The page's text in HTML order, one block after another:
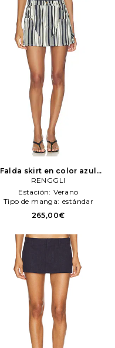
Falda skirt en color azul
mareno RENGGLI
RENGGLI
Estación: Verano
Tipo de manga: estándar
265,00€